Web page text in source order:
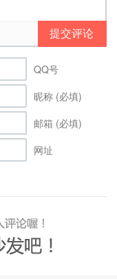
提交评论
QQ号
昵称 (必填)
邮箱 (必填)
网址